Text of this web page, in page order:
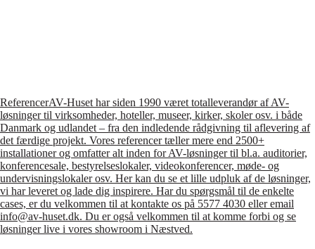
ReferencerAV-Huset har siden 1990 været totalleverandør af AV-
løsninger til virksomheder, hoteller, museer, kirker, skoler osv. i både
Danmark og udlandet – fra den indledende rådgivning til aflevering af
det færdige projekt. Vores referencer tæller mere end 2500+
installationer og omfatter alt inden for AV-løsninger til bl.a. auditorier,
konferencesale, bestyrelseslokaler, videokonferencer, møde- og
undervisningslokaler osv. Her kan du se et lille udpluk af de løsninger,
vi har leveret og lade dig inspirere. Har du spørgsmål til de enkelte
cases, er du velkommen til at kontakte os på 5577 4030 eller email
info@av-huset.dk. Du er også velkommen til at komme forbi og se
løsninger live i vores showroom i Næstved.